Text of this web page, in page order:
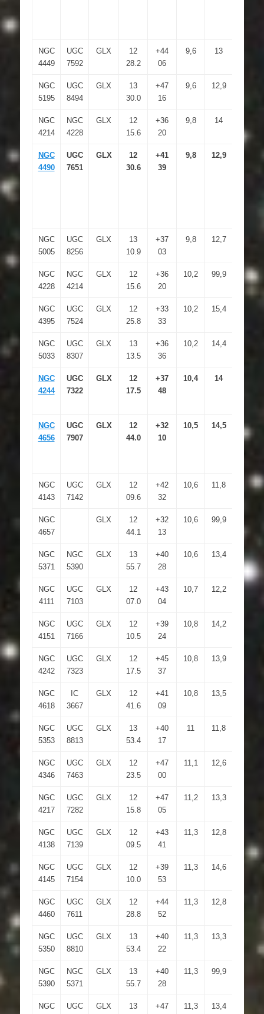
NGC
4449
UGC
7592
GLX
12
28.2
+44
06
9,6 13
NGC
5195
UGC
8494
GLX
13
30.0
+47
16
9,6 12,9
NGC
4214
NGC
4228
GLX
12
15.6
+36
20
9,8 14
NGC
4490
UGC
7651
GLX
12
30.6
+41
39
9,8 12,9
NGC
5005
UGC
8256
GLX
13
10.9
+37
03
9,8 12,7
NGC
4228
NGC
4214
GLX
12
15.6
+36
20
10,2 99,9
NGC
4395
UGC
7524
GLX
12
25.8
+33
33
10,2 15,4
NGC
5033
UGC
8307
GLX
13
13.5
+36
36
10,2 14,4
NGC
4244
UGC
7322
GLX
12
17.5
+37
48
10,4 14
NGC
4656
UGC
7907
GLX
12
44.0
+32
10
10,5 14,5
NGC
4143
UGC
7142
GLX
12
09.6
+42
32
10,6 11,8
NGC
4657
GLX
12
44.1
+32
13
10,6 99,9
NGC
5371
NGC
5390
GLX
13
55.7
+40
28
10,6 13,4
NGC
4111
UGC
7103
GLX
12
07.0
+43
04
10,7 12,2
NGC
4151
UGC
7166
GLX
12
10.5
+39
24
10,8 14,2
NGC
4242
UGC
7323
GLX
12
17.5
+45
37
10,8 13,9
NGC
4618
IC
3667
GLX
12
41.6
+41
09
10,8 13,5
NGC
5353
UGC
8813
GLX
13
53.4
+40
17
11 11,8
NGC
4346
UGC
7463
GLX
12
23.5
+47
00
11,1 12,6
NGC
4217
UGC
7282
GLX
12
15.8
+47
05
11,2 13,3
NGC
4138
UGC
7139
GLX
12
09.5
+43
41
11,3 12,8
NGC
4145
UGC
7154
GLX
12
10.0
+39
53
11,3 14,6
NGC
4460
UGC
7611
GLX
12
28.8
+44
52
11,3 12,8
NGC
5350
UGC
8810
GLX
13
53.4
+40
22
11,3 13,3
NGC
5390
NGC
5371
GLX
13
55.7
+40
28
11,3 99,9
NGC
UGC
GLX
13
+47
11,3 13,4